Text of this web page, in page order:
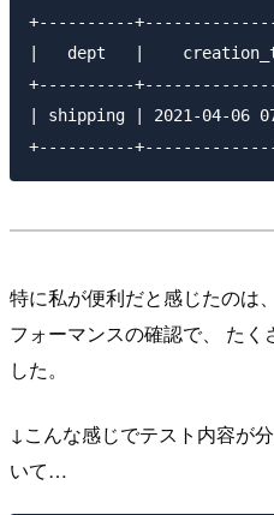
+----------
|   dept   |
+----------
| shipping | 2021-04-
特に私が便利だと感じたのは
フォーマンスの確認で、 た
した。
↓こんな感じでテスト内容が
いて…